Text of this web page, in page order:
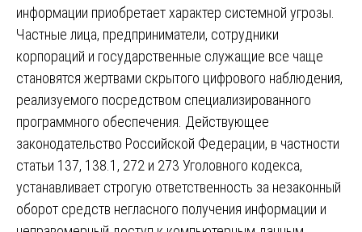
информации приобретает характер системной угрозы.
Частные лица, предприниматели, сотрудники
корпораций и государственные служащие все чаще
становятся жертвами скрытого цифрового наблюдения,
реализуемого посредством специализированного
программного обеспечения. Действующее
законодательство Российской Федерации, в частности
статьи 137, 138.1, 272 и 273 Уголовного кодекса,
устанавливает строгую ответственность за незаконный
оборот средств негласного получения информации и